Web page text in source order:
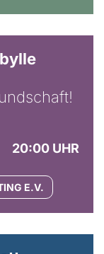
20:00 UHR
E.V.